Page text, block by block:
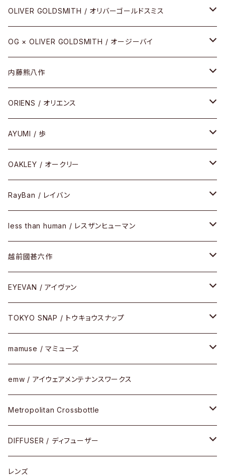
その他
URUSHI（CRAFTSMAN EDITION）
REVIVAL EDITION
HEAVY EDITION
COMBI （コンビシリーズ）
PREMIUM（プレミアムシリーズ）
PLASTIC（プラスティックシリーズ）
SIRMONT（サーモントシリーズ）
SUNSHIFT
ケア用品
サブリメイションシリーズ
OLIVER GOLDSMITH / オリバーゴールドスミス
メタル
セル
コンビ
OG × OLIVER GOLDSMITH / オージーバイ
メタル
セル
コンビ
内藤熊八作
セル
メタル
コンビ
ORIENS / オリエンス
セルフレーム
メタルフレーム
その他
AYUMI / 歩
セルフレーム
OAKLEY / オークリー
メガネフレーム
サングラス
Frogskins(フロッグスキン )
Latch(ラッチ)
その他
修理
小物
RayBan / レイバン
メガネフレーム
サングラス
その他
less than human / レスザンヒューマン
メガネフレーム
サングラス
その他
越前國甚六作
セルフレーム
メタルフレーム
コンビフレーム
EYEVAN / アイヴァン
メガネ
サングラス
その他
TOKYO SNAP / トウキョウスナップ
セルフレーム
メタルフレーム
コンビネーション
mamuse / マミューズ
セル
メタル
コンビ
emw / アイウェアメンテナンスワークス
Metropolitan Crossbottle
30cm×30cm
18cm×13cm
DIFFUSER / ディフューザー
グラスコード
レンズ